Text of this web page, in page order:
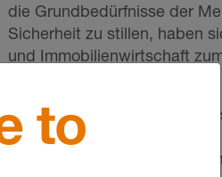
die Grundbedürfnisse der
Sicherheit zu stillen, haben
und Immobilienwirtschaft
„Neues Bauen braucht
Jens Göke im Rahmen
allem einfacher zu bauen.“
to